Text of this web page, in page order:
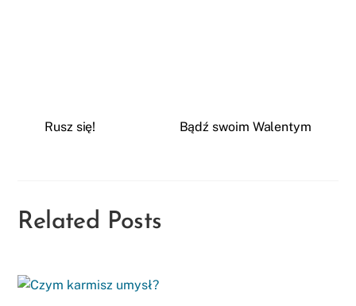
Rusz się! Bądź swoim Walentym
Related Posts